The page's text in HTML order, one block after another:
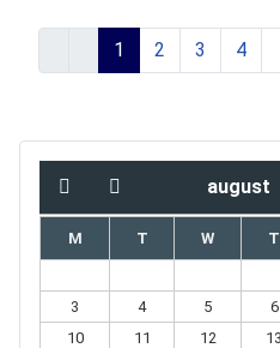
1 2 3 4
august
M T W T
3
4 5 6
10
11 12 13